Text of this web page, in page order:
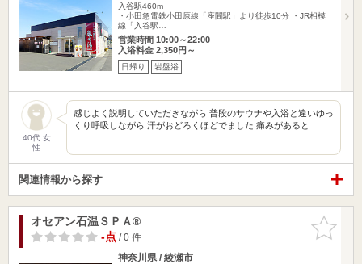
入谷駅460m
・小田急電鉄小田原線「座間駅」より徒歩10分 ・JR相模
線「入谷駅…
営業時間 10:00～22:00
入浴料金 2,350円～
日帰り 岩盤浴
40代 女
性
感じよく説明していただきながら 普段のサウナや入浴と違いゆっ
くり呼吸しながら 汗がおどろくほどでました 痛みがあると…
関連情報から探す
お気に入
りに追加
オセアン石温ＳＰＡ®
-点/ 0 件
神奈川県 / 綾瀬市